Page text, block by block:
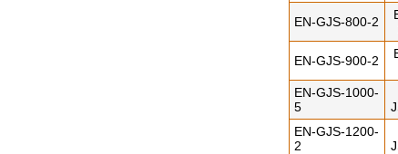
EN-GJS-800-2
EN-GJS-900-2
EN-GJS-1000-
5
EN-GJS-1200-
2